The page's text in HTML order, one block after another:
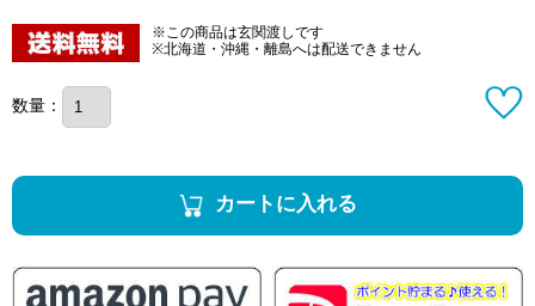
※この商品は玄関渡しです
※北海道・沖縄・離島へは配送できません
数量：
カートに入れる